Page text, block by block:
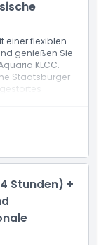
einer flexiblen
genießen Sie
KLCC.
Staatsbürger
Stunden) +